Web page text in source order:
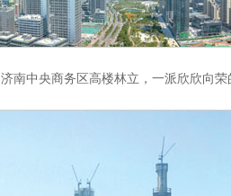
济南中央商务区高楼林立，一派欣欣向荣